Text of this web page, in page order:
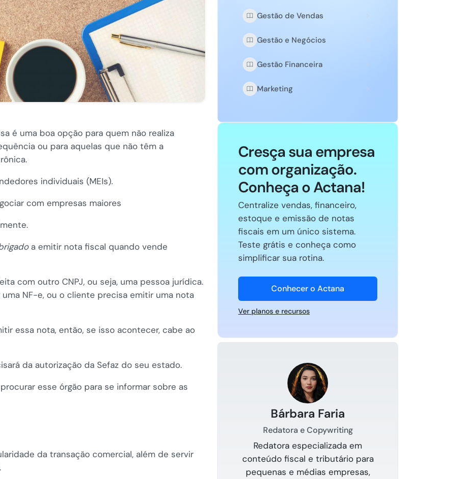
é uma boa opção para quem não realiza
ou para aquelas que não têm a
individuais (MEIs).
com empresas maiores
a emitir nota fiscal quando vende
com outro CNPJ, ou seja, uma pessoa jurídica.
NF-e, ou o cliente precisa emitir uma nota
essa nota, então, se isso acontecer, cabe ao
da autorização da Sefaz do seu estado.
esse órgão para se informar sobre as
da transação comercial, além de servir
Gestão de Vendas
Gestão e Negócios
Gestão Financeira
Marketing
Cresça sua empresa
com organização.
Conheça o Actana!
Centralize vendas, financeiro,
estoque e emissão de notas
fiscais em um único sistema.
Teste grátis e conheça como
simplificar sua rotina.
Conhecer o Actana
Ver planos e recursos
Bárbara Faria
Redatora e Copywriting
Redatora especializada em
conteúdo fiscal e tributário para
pequenas e médias empresas,